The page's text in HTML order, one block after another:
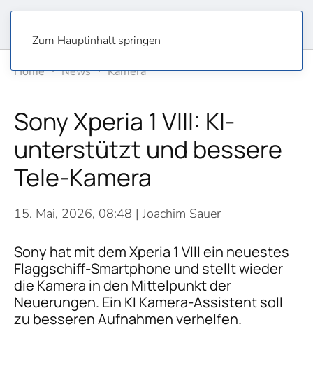
Zum Hauptinhalt springen
Home
News Kamera
Sony Xperia 1 VIII: KI-
unterstützt und bessere
Tele-Kamera
15. Mai, 2026, 08:48 | Joachim Sauer
Sony hat mit dem Xperia 1 VIII ein neuestes
Flaggschiff-Smartphone und stellt wieder
die Kamera in den Mittelpunkt der
Neuerungen. Ein KI Kamera-Assistent soll
zu besseren Aufnahmen verhelfen.